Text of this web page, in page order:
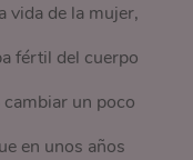
vida de la mujer,
fértil del cuerpo
un poco
en unos años